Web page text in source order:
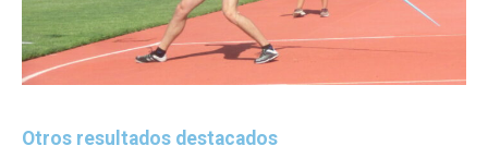
Otros resultados destacados